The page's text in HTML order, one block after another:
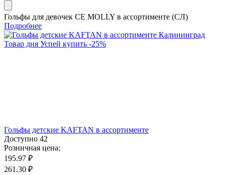
Гольфы для девочек CE MOLLY в ассортименте (СЛ)
Подробнее
Товар дня Успей купить -25%
Гольфы детские KAFTAN в ассортименте
Доступно 42
Розничная цена:
195.97 ₽
261.30 ₽